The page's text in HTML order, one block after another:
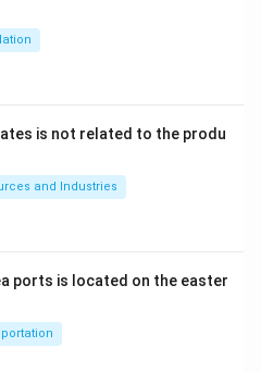
is not related to the produ
and Industries
ports is located on the easter